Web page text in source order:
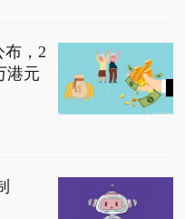
布，2
港元